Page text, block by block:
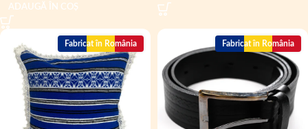
ADAUGĂ ÎN COȘ
Fabricat în România Fabricat în România